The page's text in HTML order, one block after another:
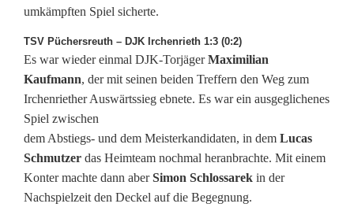
n
d
i
s
c
h
e
umkämpften Spiel sicherte.
TSV Püchersreuth – DJK Irchenrieth 1:3 (0:2)
Es war wieder einmal DJK-TorjägerMaximilian
Kaufmann, der mit seinen beiden Treffern den Weg zum
Irchenriether Auswärtssieg ebnete. Es war ein ausgeglichenes
Spiel zwischen
dem Abstiegs- und dem Meisterkandidaten, in dem Lucas
Schmutzer das Heimteam nochmal heranbrachte. Mit einem
Konter machte dann aberSimon Schlossarek in der
Nachspielzeit den Deckel auf die Begegnung.